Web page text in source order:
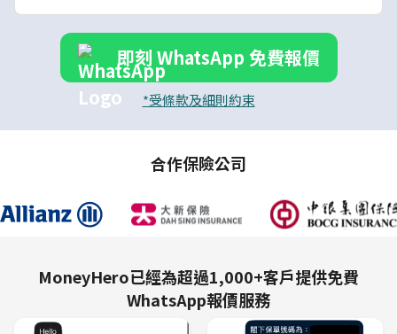
即刻 WhatsApp 免費報價
*受條款及細則約束
合作保險公司
MoneyHero已經為超過1,000+客戶提供免費
WhatsApp報價服務